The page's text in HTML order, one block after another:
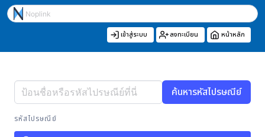
เข้าสู่ระบบ ลงทะเบียน หน้าหลัก
ค้นหารหัสไปรษณีย์
รหัสไปรษณีย์